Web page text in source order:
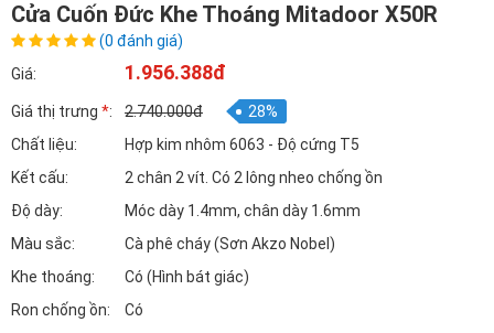
Cửa Cuốn Đức Khe Thoáng Mitadoor X50R
(0 đánh giá)
Giá:
1.956.388đ
Giá thị trưng *: 2.740.000đ
28%
Chất liệu:
Hợp kim nhôm 6063 - Độ cứng T5
Kết cấu:
2 chân 2 vít. Có 2 lông nheo chống ồn
Độ dày:
Móc dày 1.4mm, chân dày 1.6mm
Màu sắc:
Cà phê cháy (Sơn Akzo Nobel)
Khe thoáng:
Có (Hình bát giác)
Ron chống ồn:
Có